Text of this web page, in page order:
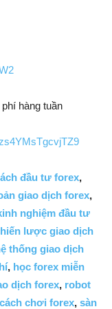
hàng tuần
đầu tư forex,
giao dịch forex,
nghiệm đầu tư
lược giao dịch
thống giao dịch
, học forex miễn
dịch forex, robot
cách chơi forex, sàn